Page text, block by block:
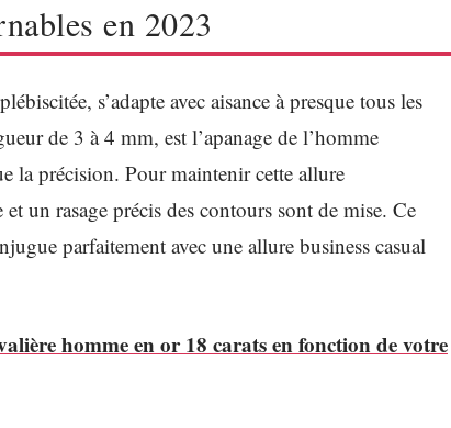
en 2023
s’adapte avec aisance à presque tous les
de 3 à 4 mm, est l’apanage de l’homme
la précision. Pour maintenir cette allure
un rasage précis des contours sont de mise. Ce
parfaitement avec une allure business casual
homme en or 18 carats en fonction de votre